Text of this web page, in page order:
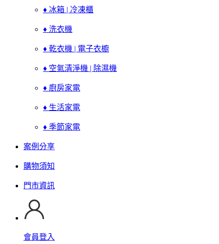
♦ 冰箱 | 冷凍櫃
♦ 洗衣機
♦ 乾衣機 | 電子衣櫥
♦ 空氣清淨機 | 除濕機
♦ 廚房家電
♦ 生活家電
♦ 季節家電
案例分享
購物須知
門市資訊
會員登入